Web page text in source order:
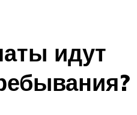
идут